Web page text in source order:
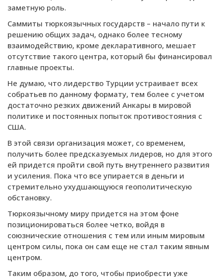
заметную роль.
Саммиты тюркоязычных государств – начало пути к
решению общих задач, однако более тесному
взаимодействию, кроме декларативного, мешает
отсутствие такого центра, который бы финансировал
главные проекты.
Не думаю, что лидерство Турции устраивает всех
собратьев по данному формату, тем более с учетом
достаточно резких движений Анкары в мировой
политике и постоянных попыток противостояния с
США.
В этой связи организация может, со временем,
получить более предсказуемых лидеров, но для этого
ей придется пройти свой путь внутреннего развития
и усиления. Пока что все упирается в деньги и
стремительно ухудшающуюся геополитическую
обстановку.
Тюркоязычному миру придется на этом фоне
позиционироваться более четко, войдя в
союзнические отношения с тем или иным мировым
центром силы, пока он сам еще не стал таким явным
центром.
Таким образом, до того, чтобы приобрести уже